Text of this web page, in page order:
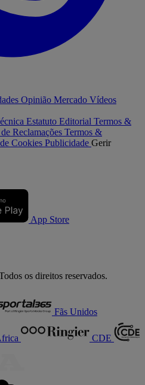
Opinião Mercado Vídeos
Estatuto Editorial Termos &
Reclamações Termos &
Cookies Publicidade Gerir
App Store
os direitos reservados.
Fãs Unidos
CDE